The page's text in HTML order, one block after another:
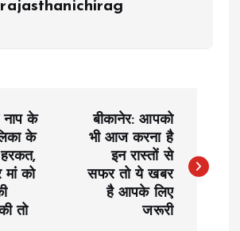
rajasthanichirag
नाप के
के
को
तो
बीकानेर: आपको
भी आज करना है
इन रास्तों से
सफर तो ये खबर
है आपके लिए
जरूरी